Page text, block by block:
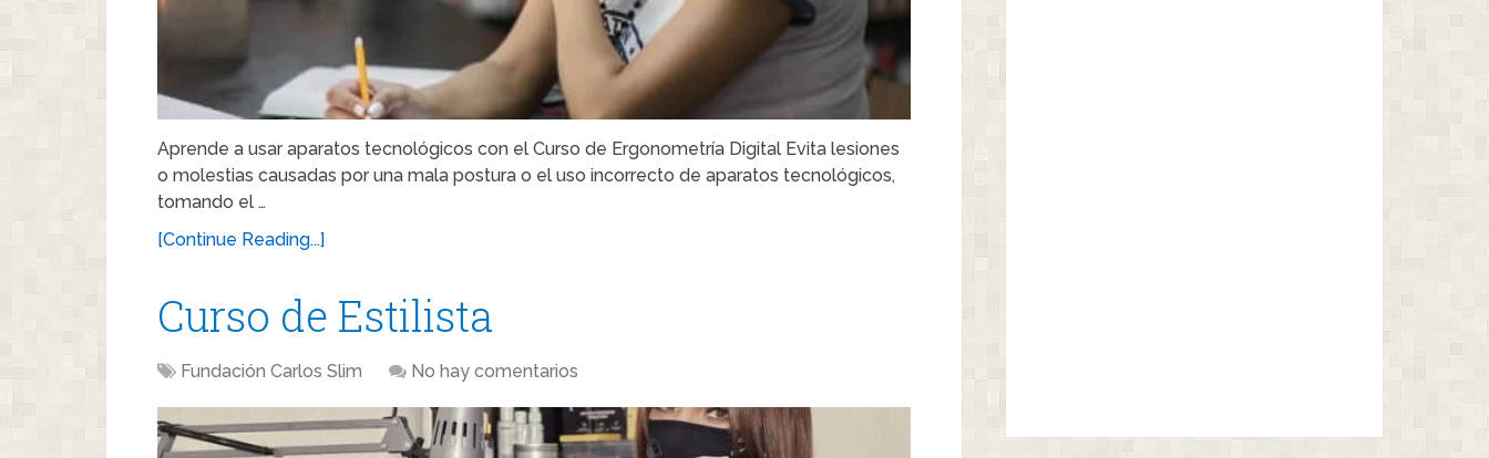
Aprende a usar aparatos tecnológicos con el Curso de Ergonometría Digital Evita lesiones
o molestias causadas por una mala postura o el uso incorrecto de aparatos tecnológicos,
tomando el …
[Continue Reading...]
Curso de Estilista
Fundación Carlos Slim No hay comentarios